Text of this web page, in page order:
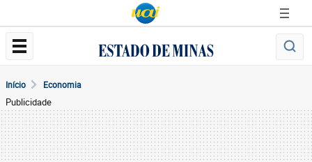
Início Economia
Publicidade